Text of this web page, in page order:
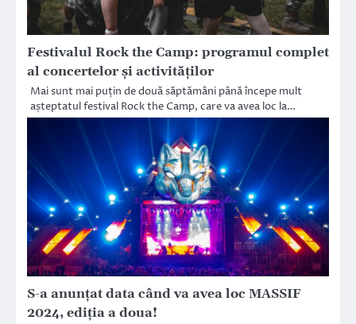
Festivalul Rock the Camp: programul complet
al concertelor și activităților
Mai sunt mai puțin de două săptămâni până începe mult
așteptatul festival Rock the Camp, care va avea loc la…
S-a anunțat data când va avea loc MASSIF
2024, ediția a doua!